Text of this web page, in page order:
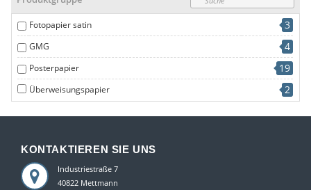
250 g/m2 6
Fotopapier satin 3
GMG 4
Posterpapier 19
Überweisungspapier 2
KONTAKTIEREN SIE UNS
Industriestraße 7
40822 Mettmann